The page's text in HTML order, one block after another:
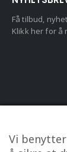
Få tilbud,
Klikk her for å
Vi